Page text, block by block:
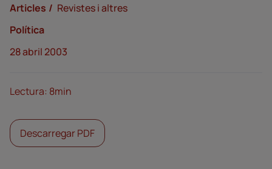
Articles
Revistes i altres
Política
28 abril 2003
Lectura: 8min
Descarregar PDF